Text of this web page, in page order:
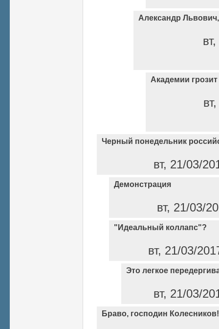
Александр Львович,
Академии
Черный понедельник
вт, 21/03/
Демонстрация
вт, 21/03/
"Идеальный коллапс"?
вт, 21/03/
Это легкое
вт, 21/03/
Браво, господин Колесников!